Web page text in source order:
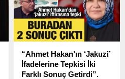
toplantısında oybirliğiyle
alınan gizlilik kararı tartışma
yarattı.
“Ahmet Hakan’ın ‘Jakuzi’
İfadelerine Tepkisi İki
Farklı Sonuç Getirdi”.